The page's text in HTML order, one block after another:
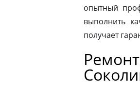
опытный
выполнить
получает